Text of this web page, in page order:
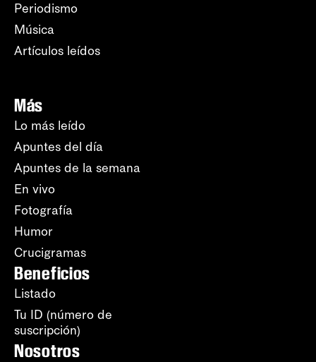
Periodismo
Música
Artículos leídos
Más
Lo más leído
Apuntes del día
Apuntes de la semana
En vivo
Fotografía
Humor
Crucigramas
Beneficios
Listado
Tu ID (número de
suscripción)
Nosotros